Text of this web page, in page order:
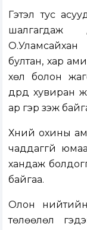
Гэтэл тус
шалгагдаж
бултан, хар
хөл болон
дүрд хувиран
ар гэр үзэж
Хүний охины
чаддаггүй
хандаж
байгаа.
Олон нийтийн
төлөөлөл